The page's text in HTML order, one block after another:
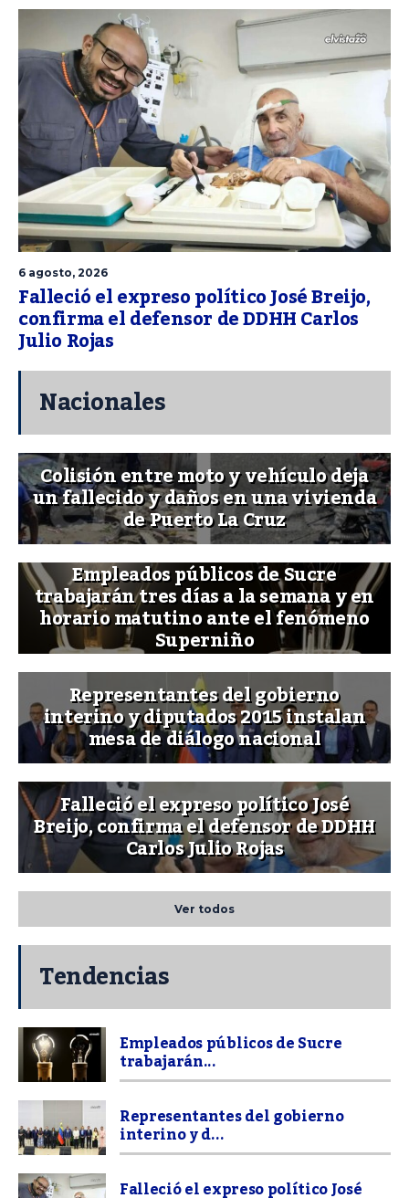
6 agosto, 2026
Falleció el expreso político José Breijo,
confirma el defensor de DDHH Carlos
Julio Rojas
Nacionales
Colisión entre moto y vehículo deja
un fallecido y daños en una vivienda
de Puerto La Cruz
Empleados públicos de Sucre
trabajarán tres días a la semana y en
horario matutino ante el fenómeno
Superniño
Representantes del gobierno
interino y diputados 2015 instalan
mesa de diálogo nacional
Falleció el expreso político José
Breijo, confirma el defensor de DDHH
Carlos Julio Rojas
Ver todos
Tendencias
Empleados públicos de Sucre
trabajarán...
Representantes del gobierno
interino y d...
Falleció el expreso político José